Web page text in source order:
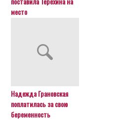
место
Надежда Грановская
поплатилась за свою
беременность